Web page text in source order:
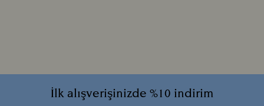
İlk alışverişinizde %10 indirim